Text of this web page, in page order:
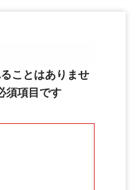
ことはありませ
須項目です